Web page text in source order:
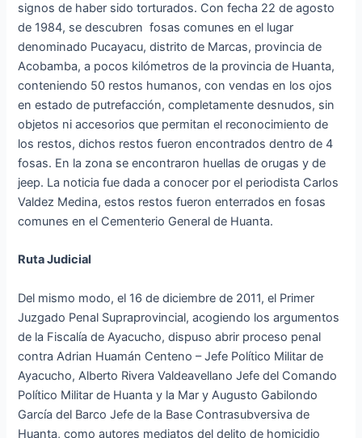
signos de haber sido torturados. Con fecha 22 de agosto
de 1984, se descubren fosas comunes en el lugar
denominado Pucayacu, distrito de Marcas, provincia de
Acobamba, a pocos kilómetros de la provincia de Huanta,
conteniendo 50 restos humanos, con vendas en los ojos
en estado de putrefacción, completamente desnudos, sin
objetos ni accesorios que permitan el reconocimiento de
los restos, dichos restos fueron encontrados dentro de 4
fosas. En la zona se encontraron huellas de orugas y de
jeep. La noticia fue dada a conocer por el periodista Carlos
Valdez Medina, estos restos fueron enterrados en fosas
comunes en el Cementerio General de Huanta.
Ruta Judicial
Del mismo modo, el 16 de diciembre de 2011, el Primer
Juzgado Penal Supraprovincial, acogiendo los argumentos
de la Fiscalía de Ayacucho, dispuso abrir proceso penal
contra Adrian Huamán Centeno – Jefe Político Militar de
Ayacucho, Alberto Rivera Valdeavellano Jefe del Comando
Político Militar de Huanta y la Mar y Augusto Gabilondo
García del Barco Jefe de la Base Contrasubversiva de
Huanta, como autores mediatos del delito de homicidio